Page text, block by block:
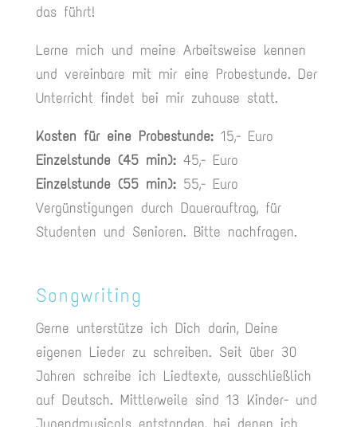
das führt!
Lerne mich und meine Arbeitsweise kennen
und vereinbare mit mir eine Probestunde. Der
Unterricht findet bei mir zuhause statt.
Kosten für eine Probestunde:15,- Euro
Einzelstunde (45 min):45,- Euro
Einzelstunde (55 min):55,- Euro
Vergünstigungen durch Dauerauftrag, für
Studenten und Senioren. Bitte nachfragen.
Songwriting
Gerne unterstütze ich Dich darin, Deine
eigenen Lieder zu schreiben. Seit über 30
Jahren schreibe ich Liedtexte, ausschließlich
auf Deutsch. Mittlerweile sind 13 Kinder- und